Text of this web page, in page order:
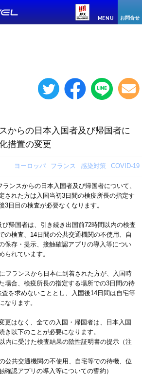
MENU お問合せ
からの日本入国者及び帰国者に
措置の変更
ヨーロッパ フランス 感染対策 COVID-19
ンスからの日本入国者及び帰国者について、
された方は入国当初3日間の検疫所長の指定す
3日目の検査が必要なくなります。
帰国者は、引き続き出国前72時間以内の検査
の検査、14日間の公共交通機関の不使用、自
保存・提示、接触確認アプリの導入等につい
られています。
フランスから日本に到着された方が、入国時
場合、検疫所長の指定する場所での3日間の待
を求めないこととし、入国後14日間は自宅等
なります。
はなく、全ての入国・帰国者は、日本入国
き以下のことが必要になります。
内に受けた検査結果の陰性証明書の提示（注
公共交通機関の不使用、自宅等での待機、位
確認アプリの導入等についての誓約）